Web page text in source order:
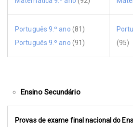
Português 9.º ano (81)
Português 9.º ano (91)
(95)
Ensino Secundário
Provas de exame final nacional do